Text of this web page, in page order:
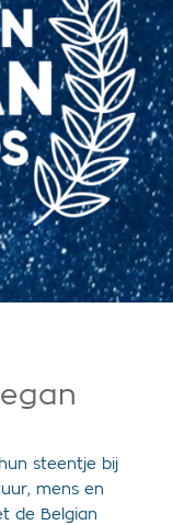
steentje bij
mens en
de Belgian